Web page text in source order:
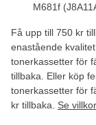
M681f
Få upp till 750 kr
enastående
tonerkassetter för
tillbaka. Eller köp
tonerkassetter för
kr tillbaka. Se villkor.